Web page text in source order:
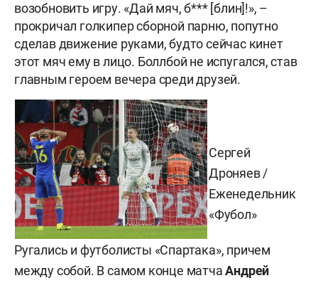
возобновить игру. «Дай мяч, б*** [блин]!», –
прокричал голкипер сборной парню, попутно
сделав движение руками, будто сейчас кинет
этот мяч ему в лицо. Боллбой не испугался, став
главным героем вечера среди друзей.
Сергей
Дроняев /
Еженедельник
«Фубол»
Ругались и футболисты «Спартака», причем
между собой. В самом конце матчаАндрей